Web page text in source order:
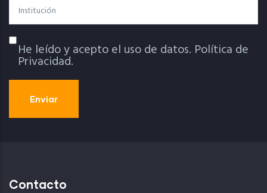
Institución
Política De Privacidad
He leído y acepto el uso de datos. Política de
Privacidad.
Contacto